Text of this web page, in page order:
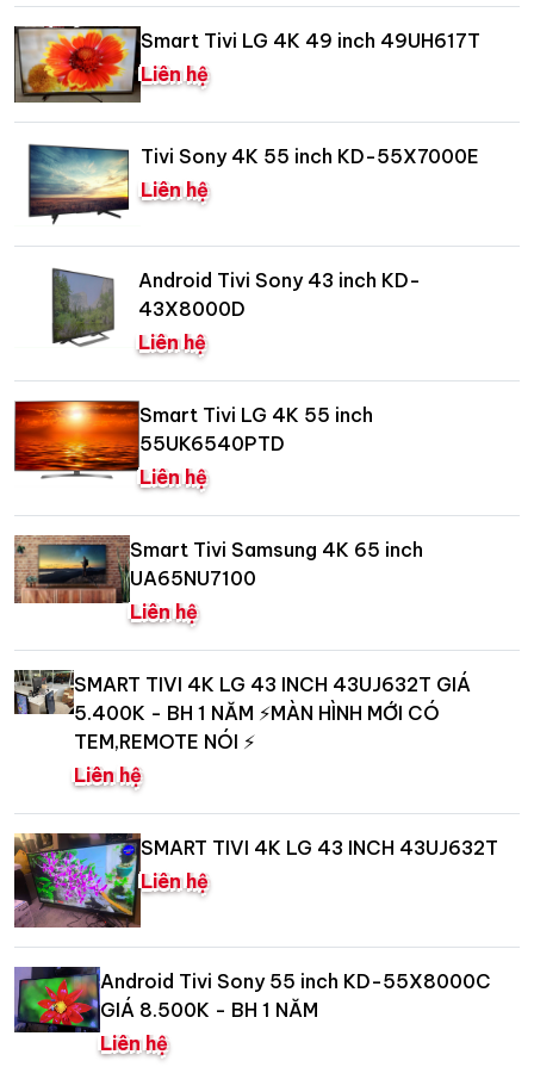
Smart Tivi LG 4K 49 inch 49UH617T
Liên hệ
Tivi Sony 4K 55 inch KD-55X7000E
Liên hệ
Android Tivi Sony 43 inch KD-
43X8000D
Liên hệ
Smart Tivi LG 4K 55 inch
55UK6540PTD
Liên hệ
Smart Tivi Samsung 4K 65 inch
UA65NU7100
Liên hệ
SMART TIVI 4K LG 43 INCH 43UJ632T GIÁ
5.400K - BH 1 NĂM ⚡️MÀN HÌNH MỚI CÓ
TEM,REMOTE NÓI ⚡️
Liên hệ
SMART TIVI 4K LG 43 INCH 43UJ632T
Liên hệ
Android Tivi Sony 55 inch KD-55X8000C
GIÁ 8.500K - BH 1 NĂM
Liên hệ